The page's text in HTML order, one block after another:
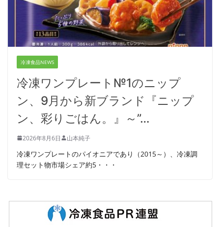
冷凍食品NEWS
冷凍ワンプレート№1のニップ
ン、9月から新ブランド『ニップ
ン、彩りごはん。』～”…
2026年8月6日 山本純子
冷凍ワンプレートのパイオニアであり（2015～）、冷凍調
理セット物市場シェア約5・・・